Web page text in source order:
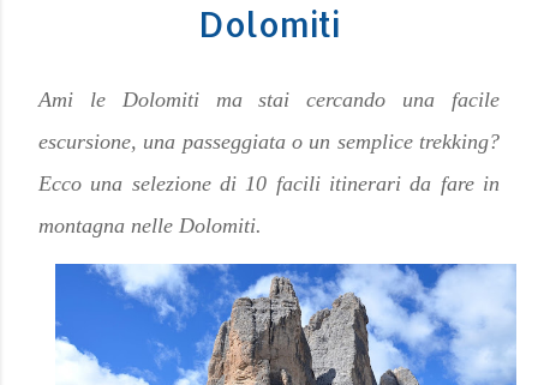
Dolomiti
Ami le Dolomiti ma stai cercando una facile
escursione, una passeggiata o un semplice trekking?
Ecco una selezione di 10 facili itinerari da fare in
montagna nelle Dolomiti.